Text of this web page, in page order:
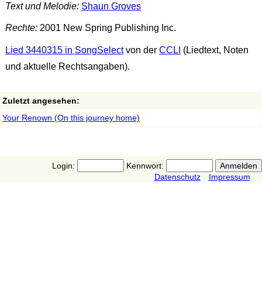
Text und Melodie: Shaun Groves
Rechte:2001 New Spring Publishing Inc.
Lied 3440315 in SongSelectvon der CCLI (Liedtext, Noten
und aktuelle Rechtsangaben).
Zuletzt angesehen:
Your Renown (On this journey home)
Login:
Kennwort:
Datenschutz
Impressum